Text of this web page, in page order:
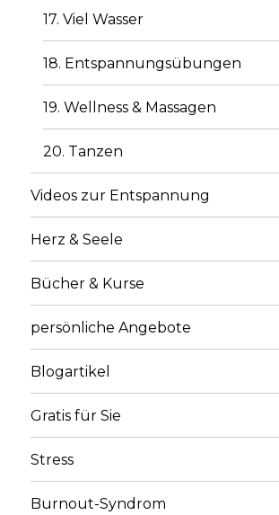
17. Viel Wasser
18. Entspannungsübungen
19. Wellness & Massagen
20. Tanzen
Videos zur Entspannung
Herz & Seele
Bücher & Kurse
persönliche Angebote
Blogartikel
Gratis für Sie
Stress
Burnout-Syndrom